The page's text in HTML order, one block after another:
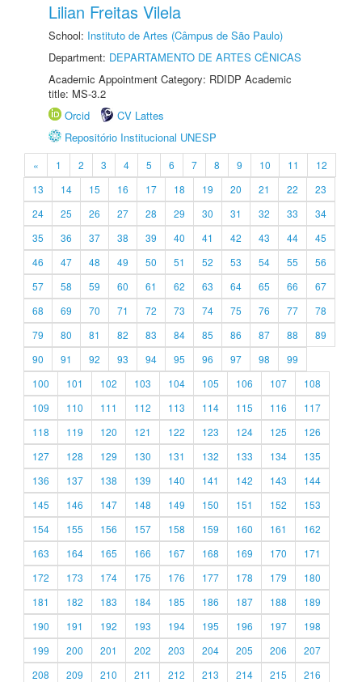
Lilian Freitas Vilela
School: Instituto de Artes (Câmpus de São Paulo)
Department: DEPARTAMENTO DE ARTES CÊNICAS
Academic Appointment Category: RDIDP Academic
title: MS-3.2
Orcid
CV Lattes
Repositório Institucional UNESP
« 1 2 3 4 5 6 7 8 9 10 11
12
13
14 15 16 17 18 19 20 21 22
23
24
25 26 27 28 29 30 31 32 33
34
35
36 37 38 39 40 41 42 43 44
45
46
47 48 49 50 51 52 53 54 55
56
57
58 59 60 61 62 63 64 65 66
67
68
69 70 71 72 73 74 75 76 77
78
79
80 81 82 83 84 85 86 87 88
89
90
91 92 93 94 95 96 97 98
99
100
101 102 103 104 105 106 107
108
109
110 111 112 113 114 115 116
117
118
119 120 121 122 123 124 125
126
127
128 129 130 131 132 133 134
135
136
137 138 139 140 141 142 143
144
145
146 147 148 149 150 151 152
153
154
155 156 157 158 159 160 161
162
163
164 165 166 167 168 169 170
171
172
173 174 175 176 177 178 179
180
181
182 183 184 185 186 187 188
189
190
191 192 193 194 195 196 197
198
199
200 201 202 203 204 205 206
207
208
209 210 211 212 213 214 215
216